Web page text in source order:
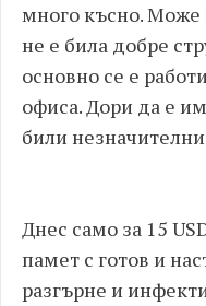
много късно. Може
не е била добре
основно се е
офиса. Дори да е
били
Днес само за 15
памет с готов и
разгърне и